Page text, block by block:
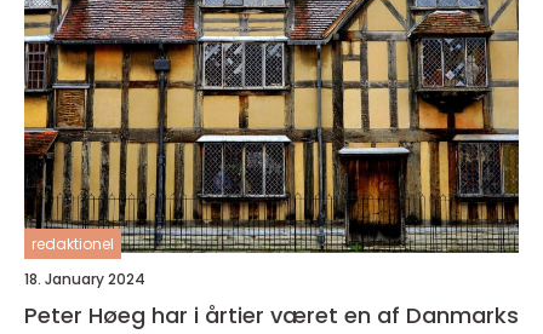
redaktionel
18. January 2024
Peter Høeg har i årtier været en af Danmarks